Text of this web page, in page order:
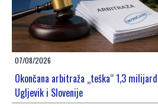
07/08/2026
Okončana arbitraža „teška“ 1,3
Ugljevik i Slovenije